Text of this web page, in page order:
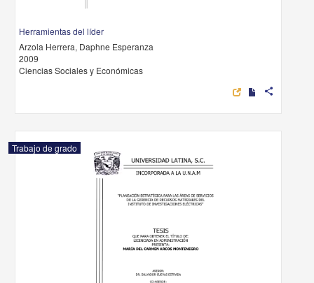
Herramientas del líder
Arzola Herrera, Daphne Esperanza
2009
Ciencias Sociales y Económicas
share
Trabajo de grado